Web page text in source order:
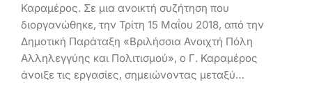
Καραμέρος. Σε μια ανοικτή συζήτηση που
διοργανώθηκε, την Τρίτη 15 Μαΐου 2018, από την
Δημοτική Παράταξη «Βριλήσσια Ανοιχτή Πόλη
Αλληλεγγύης και Πολιτισμού», ο Γ. Καραμέρος
άνοιξε τις εργασίες, σημειώνοντας μεταξύ…